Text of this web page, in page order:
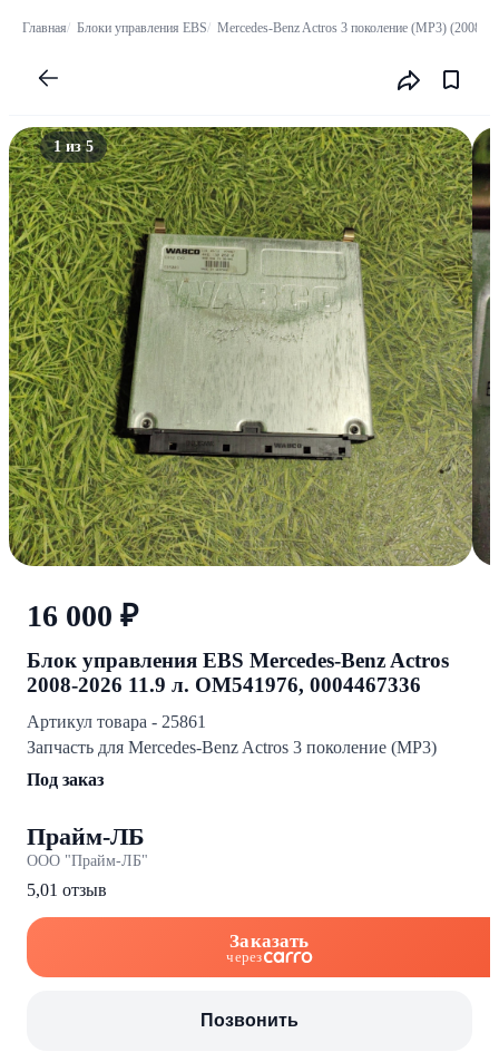
Главная Блоки управления EBS Mercedes-Benz Actros 3 поколение (MP3) (2008-
1 из 5
16 000 ₽
Блок управления EBS Mercedes-Benz Actros
2008-2026 11.9 л. OM541976, 0004467336
Артикул товара - 25861
Запчасть для Mercedes-Benz Actros 3 поколение (MP3)
Под заказ
Прайм-ЛБ
ООО "Прайм-ЛБ"
5,01 отзыв
Заказать
через
Позвонить